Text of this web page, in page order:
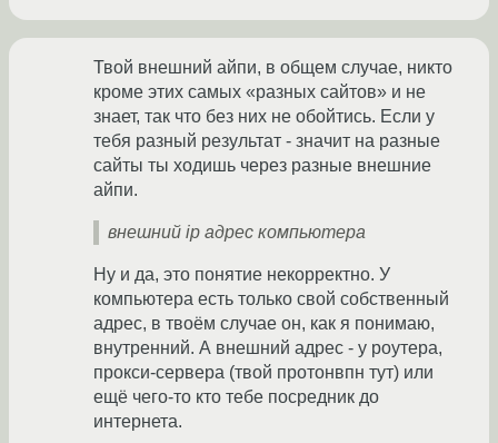
Твой внешний айпи, в общем случае, никто
кроме этих самых «разных сайтов» и не
знает, так что без них не обойтись. Если у
тебя разный результат - значит на разные
сайты ты ходишь через разные внешние
айпи.
внешний ip адрес компьютера
Ну и да, это понятие некорректно. У
компьютера есть только свой собственный
адрес, в твоём случае он, как я понимаю,
внутренний. А внешний адрес - у роутера,
прокси-сервера (твой протонвпн тут) или
ещё чего-то кто тебе посредник до
интернета.